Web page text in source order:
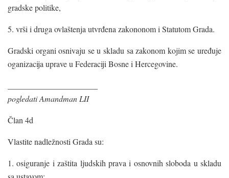
gradske politike,
5. vrši i druga ovlaštenja utvrđena zakononom i Statutom Grada.
Gradski organi osnivaju se u skladu sa zakonom kojim se uređuje
oganizacija uprave u Federaciji Bosne i Hercegovine.
pogledati Amandman LII
Član 4d
Vlastite nadležnosti Grada su:
1. osiguranje i zaštita ljudskih prava i osnovnih sloboda u skladu